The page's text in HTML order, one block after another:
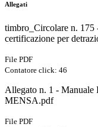
Allegati
timbro_Circolare n. 175
certificazione per
File PDF
Contatore click: 46
Allegato n. 1 -
MENSA.pdf
File PDF